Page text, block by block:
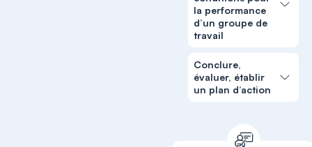
la performance
d’un groupe de
travail
Conclure,
évaluer, établir
un plan d’action